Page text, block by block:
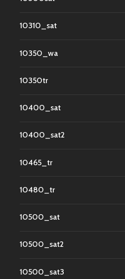
10310_sat
10350_wa
10350tr
10400_sat
10400_sat2
10465_tr
10480_tr
10500_sat
10500_sat2
10500_sat3